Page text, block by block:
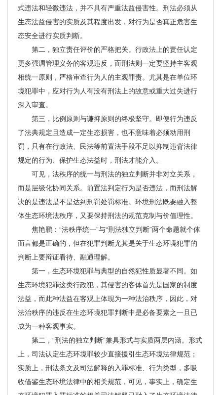
式违法和轻微违法，并不具有严重法益侵害性。刑法必须从
生态法益侵害的实质及其程度出发，对行为是否真正危害生
态安全进行实质判断。
第二，独立责任评价的严格把关。行政法上的责任认定
更多强调管理义务的客观违反，而刑法则一定要坚持主客观
相统一原则，严格审查行为人的主观罪责。尤其是在单位环
境犯罪中，应对行为人有没有刑法上的故意或重大过失进行
深入审查。
第三，比例原则与谦抑原则的终极坚守。即便行为违反
了法典规定且造成一定生态损害，也不意味着必须动用刑
罚，只有在行政法、民法等前置法手段不足以抑制违背法律
规定的行为、保护生态法益时，刑法才能介入。
可见，法秩序的统一与刑法的独立判断并非对立关系，
而是层级化协同关系。前置法判定行为是否违法，而刑法解
决的是违法是不是达到刑罚处罚标准。环境刑法既要融入整
体生态环境法秩序，又要保持刑法的规范克制与价值理性。
焦艳鹏：“法秩序统一”与“刑法独立判断”两个命题就个体
而言都是正确的，但在犯罪判断尤其是关于生态环境犯罪的
判断上要辩证看待、融通理解。
第一，生态环境犯罪与典型的自然犯性质显著不同。如
生态环境犯罪这类行政犯，其侵害的客体首先是国家的制度
法益，而此种法益在客观上体现为一种法治秩序，因此，对
法治秩序的违反在生态环境犯罪判断中是必备要素之一且已
成为一种客观事实。
第二，“刑法的独立判断”兼具形式与实质两层内涵。形式
上，司法认定生态环境罪较少直接援引生态环境法律规范；
实质上，刑法条文及司法解释的入罪标准、行为类型，多吸
收借鉴生态环境法律中的相关规范，可见，事实上，确定生